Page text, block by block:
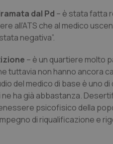
dal Pd – è stata fatta
all’ATS che al medico
negativa”.
– è un quartiere molto
tuttavia non hanno ancora
del medico di base è uno
ha già abbastanza.
psicofisico della
di riqualificazione e